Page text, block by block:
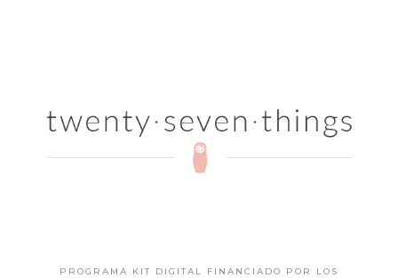
PROGRAMA KIT DIGITAL FINANCIADO POR LOS